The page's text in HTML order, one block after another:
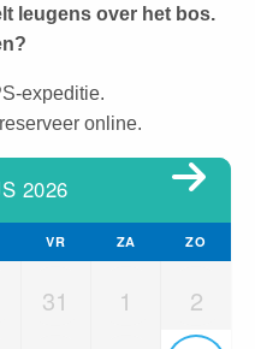
leugens over het bos.
expeditie.
online.
2026
VR ZA ZO
31 1
2